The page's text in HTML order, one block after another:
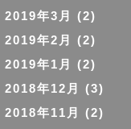
2019年3月
(2)
2019年2月
(2)
2019年1月
(2)
2018年12月
(3)
2018年11月
(2)